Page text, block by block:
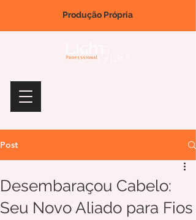
Produção Própria
Post
Desembaraçou Cabelo:
Seu Novo Aliado para Fios